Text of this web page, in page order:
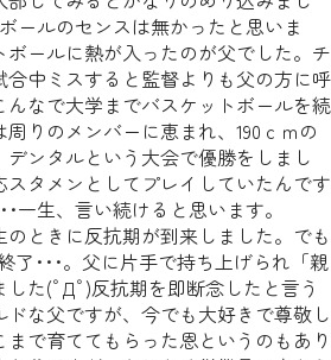
ールのセンスは無かったと思いま
ールに熱が入ったのが父でした。チ
合中ミスすると監督よりも父の方に呼
んなで大学までバスケットボールを続
りのメンバーに恵まれ、190ｃｍの
ンタルという大会で優勝をしまし
タメンとしてプレイしていたんです
一生、言い続けると思います。
ときに反抗期が到来しました。でも
了･･･。父に片手で持ち上げられ「親
た(ﾟДﾟ)反抗期を即断念したと言う
な父ですが、今でも大好きで尊敬し
で育ててもらった恩というのもあり